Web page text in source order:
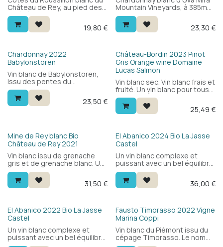
Château de Rey, au pied des
Pyrénées. Blend de
roussanne et grenache blanc
sur sols de galets : frais et
minéralité. Idéal en apéritif ou
avec poissons et viandes
blanches.
19,80 €
Mountain Vineyards, à 385m
d'altitude sur l'Helderberg de
Stellenbosch. Frais et
élégant, avec des agrumes,
crémeuse. Pur et minéral,
avec un bel équilibre et une
longue finale.
23,30 €
Chardonnay 2022
Babylonstoren
Vin blanc de Babylonstoren,
issu des pentes du
Simonsberg entre
Franschhoek et Paarl. 100%
chardonnay, 10 mois en fûts
noisette et une légère touche
boisée. Frais et équilibré —
91/100 Tim Atkin.
23,50 €
Château-Bordin 2023 Pinot
Gris Orange wine Domaine
Lucas Salmon
Vin blanc sec. Vin blanc frais et
fruité. Un vin blanc pour tous
les jours. À déguster avec
des fruits de mer, des plats
de poisson ou en apéritif.25,49 €
Bio
Mine de Rey blanc Bio
Château de Rey 2021
Vin blanc issu de grenache
gris et de grenache blanc. Un
bel équilibre, complexe, frais
et juteux. À déguster avec du
poisson grillé, du homard, des
étoiles guide Hachette.
31,50 €
Bio
El Abanico 2024 Bio La Jasse
Castel
Un vin blanc complexe et
puissant avec un bel équilibre.
Couleur dorée, fruité, frais,
complexe et minéral. Un vin
blanc à part, comme on n'en
36,00 €
Bio
El Abanico 2022 Bio La Jasse
Castel
Un vin blanc complexe et
puissant avec un bel équilibre.
Couleur dorée, fruité, frais,
Fausto Timorasso 2022 Vigne
Marina Coppi
Vin blanc du Piémont issu du
cépage Timorasso. Le nom
du vin rend hommage au